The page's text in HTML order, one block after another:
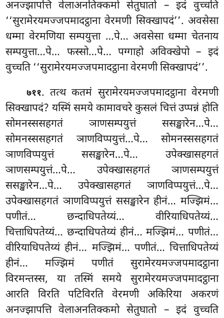
अनज्झापत्ति वेलाअनतिक्कमो सेतुघातो – इदं वुच्चति
‘‘सुरामेरयमज्जपमादट्ठाना वेरमणी सिक्खापदं’’. अवसेसा
धम्मा वेरमणिया सम्पयुत्ता …पे… अवसेसा धम्मा चेतनाय
सम्पयुत्ता…पे… फस्सो…पे… पग्गाहो अविक्खेपो – इदं
वुच्चति ‘‘सुरामेरयमज्जपमादट्ठाना वेरमणी सिक्खापदं’’.
७११. तत्थ कतमं सुरामेरयमज्जपमादट्ठाना वेरमणी
सिक्खापदं? यस्मिं समये कामावचरे कुसलं चित्तं उप्पन्नं होति
सोमनस्ससहगतं ञाणसम्पयुत्तं ससङ्खारेन…पे…
सोमनस्ससहगतं ञाणविप्पयुत्तं…पे… सोमनस्ससहगतं
ञाणविप्पयुत्तं ससङ्खारेन…पे… उपेक्खासहगतं
ञाणसम्पयुत्तं…पे… उपेक्खासहगतं ञाणसम्पयुत्तं
ससङ्खारेन…पे… उपेक्खासहगतं ञाणविप्पयुत्तं…पे…
उपेक्खासहगतं ञाणविप्पयुत्तं ससङ्खारेन हीनं… मज्झिमं…
पणीतं… छन्दाधिपतेय्यं… वीरियाधिपतेय्यं…
चित्ताधिपतेय्यं… छन्दाधिपतेय्यं हीनं… मज्झिमं… पणीतं…
वीरियाधिपतेय्यं हीनं… मज्झिमं… पणीतं… चित्ताधिपतेय्यं
हीनं… मज्झिमं पणीतं सुरामेरयमज्जपमादट्ठाना
विरमन्तस्स, या तस्मिं समये सुरामेरयमज्जपमादट्ठाना
आरति विरति पटिविरति वेरमणी अकिरिया अकरणं
अनज्झापत्ति वेलाअनतिक्कमोसेतुघातो – इदं वुच्चति